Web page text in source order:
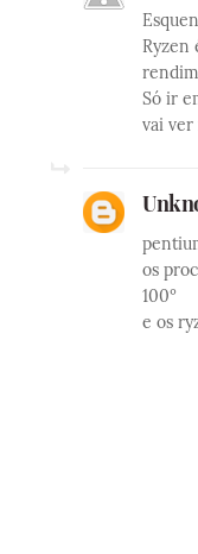
Ryzen
Só ir
vai ver
os
100º
e os